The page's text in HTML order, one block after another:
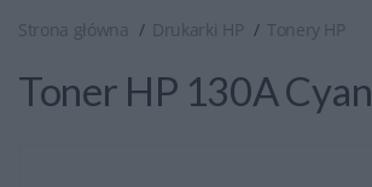
Strona główna Drukarki HP Tonery HP
Toner HP 130A Cyan